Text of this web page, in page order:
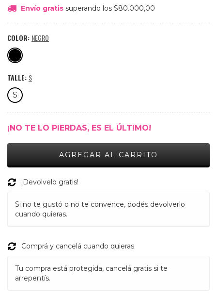
Envío gratis superando los $80.000,00
COLOR: NEGRO
TALLE: S
S
¡NO TE LO PIERDAS, ES EL ÚLTIMO!
¡Devolvelo gratis!
Si no te gustó o no te convence, podés devolverlo
cuando quieras.
Comprá y cancelá cuando quieras.
Tu compra está protegida, cancelá gratis si te
arrepentís.